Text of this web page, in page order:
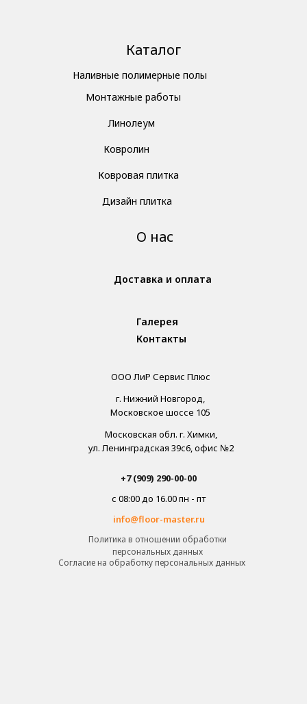
г. Нижний Новгород,
Московское шоссе 105
info@floor-master.ru
+7 (909) 290-00-00
с 08:00 до 16.00 пн - пт
ООО ЛиР Сервис Плюс
Наливные полимерные полы
Московская обл. г. Химки,
ул. Ленинградская 39с6, офис №2
Cогласие на обработку персональных данных
Ковровая плитка
Линолеум
Контакты
Ковролин
Дизайн плитка
Монтажные работы
Политика в отношении обработки
персональных данных
Доставка и оплата
Каталог
О нас
Галерея